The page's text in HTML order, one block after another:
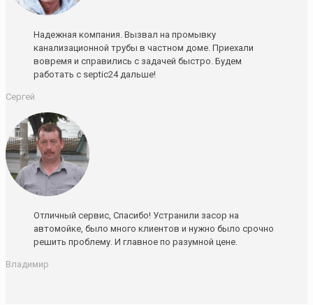
Надежная компания. Вызвал на промывку
канализационной трубы в частном доме. Приехали
вовремя и справились с задачей быстро. Будем
работать с septic24 дальше!
Сергей
Отличный сервис, Спасибо! Устранили засор на
автомойке, было много клиентов и нужно было срочно
решить проблему. И главное по разумной цене.
Владимир